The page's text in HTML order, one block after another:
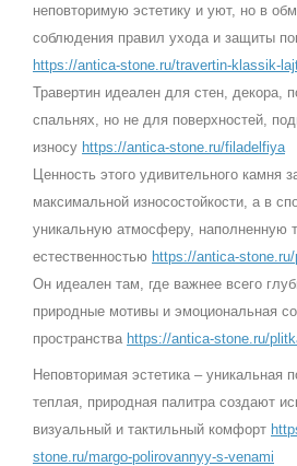
неповторимую эстетику и уют, но в
соблюдения правил ухода и защиты
https://antica-stone.ru/travertin-klassik-
Травертин идеален для стен, декора,
спальнях, но не для поверхностей,
износу https://antica-stone.ru/filadelfiya
Ценность этого удивительного камня
максимальной износостойкости, а в
уникальную атмосферу, наполненную
естественностью https://antica-
Он идеален там, где важнее всего
природные мотивы и эмоциональная
пространства https://antica-stone.ru/
Неповторимая эстетика – уникальная
теплая, природная палитра создают
визуальный и тактильный комфорт
stone.ru/margo-polirovannyy-s-venami